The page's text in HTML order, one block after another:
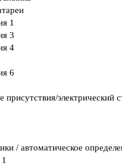
1
3
4
6
присутствия/электрический
/ автоматическое